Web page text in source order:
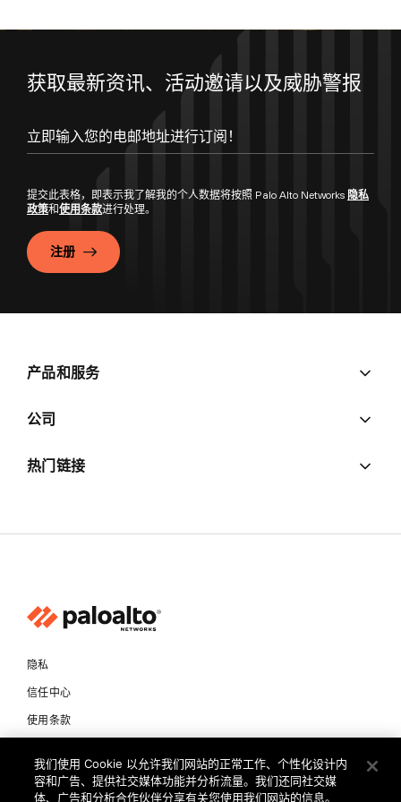
获取最新资讯、活动邀请以及威胁警报
提交此表格，即表示我了解我的个人数据将按照 Palo Alto Networks 隐私
政策和使用条款进行处理。
注册
产品和服务
公司
热门链接
隐私
信任中心
使用条款
版权所有 © 2026 Palo Alto Networks。保留所有权利
我们使用 Cookie 以允许我们网站的正常工作、个性化设计内
容和广告、提供社交媒体功能并分析流量。我们还同社交媒
体、广告和分析合作伙伴分享有关您使用我们网站的信息。